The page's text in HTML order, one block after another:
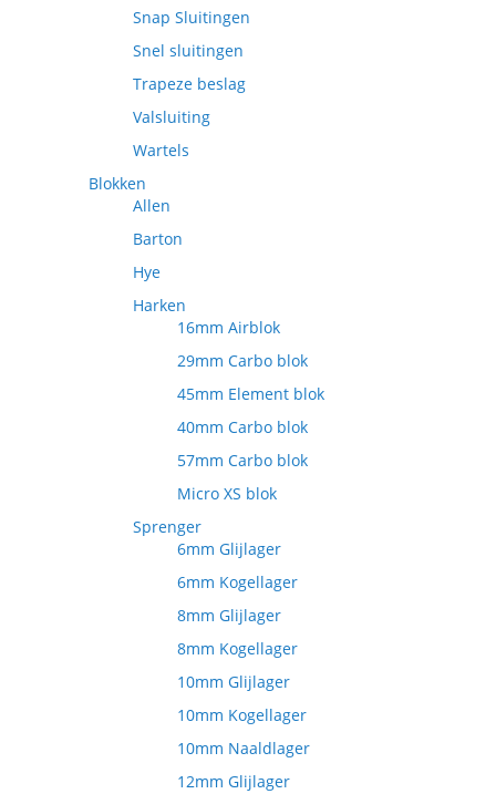
Snap Sluitingen
Snel sluitingen
Trapeze beslag
Valsluiting
Wartels
Blokken
Allen
Barton
Hye
Harken
16mm Airblok
29mm Carbo blok
45mm Element blok
40mm Carbo blok
57mm Carbo blok
Micro XS blok
Sprenger
6mm Glijlager
6mm Kogellager
8mm Glijlager
8mm Kogellager
10mm Glijlager
10mm Kogellager
10mm Naaldlager
12mm Glijlager